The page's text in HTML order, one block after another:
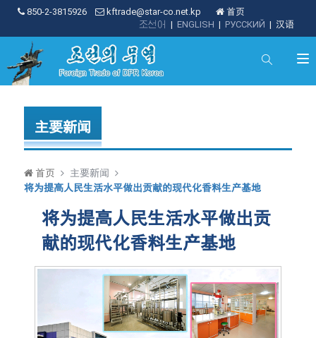
850-2-3815926 kftrade@star-co.net.kp
首页
| 汉语
| РУССКИЙ
| ENGLISH
조선어
主要新闻
首页
主要新闻
将为提高人民生活水平做出贡献的现代化香料生产基地
将为提高人民生活水平做出贡
献的现代化香料生产基地